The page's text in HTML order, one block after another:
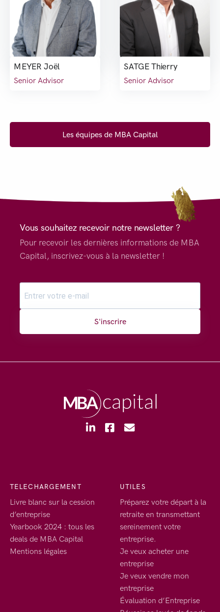
MEYER Joël
Senior Advisor
SATGE Thierry
Senior Advisor
Les équipes de MBA Capital
Vous souhaitez recevoir notre newsletter ?
Pour recevoir les dernières informations de MBA
Capital, inscrivez-vous à la newsletter !
S'inscrire
TELECHARGEMENT
Livre blanc sur la cession
d’entreprise
Yearbook 2024 : tous les
deals de MBA Capital
Mentions légales
UTILES
Préparez votre départ à la
retraite en transmettant
sereinement votre
entreprise.
Je veux acheter une
entreprise
Je veux vendre mon
entreprise
Évaluation d’Entreprise